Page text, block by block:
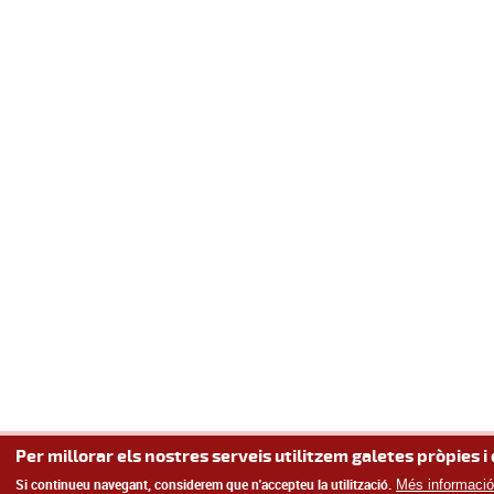
Per millorar els nostres serveis utilitzem galetes pròpies i
Si continueu navegant, considerem que n'accepteu la utilització. Més informació